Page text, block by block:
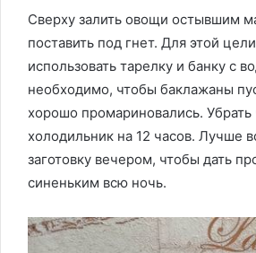
Сверху залить овощи остывшим
поставить под гнет. Для этой
использовать тарелку и банку с
необходимо, чтобы баклажаны
хорошо промариновались. Убрать
холодильник на 12 часов. Лучше
заготовку вечером, чтобы дать
синеньким всю ночь.